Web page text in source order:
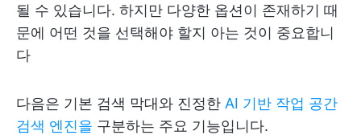
될 수 있습니다. 하지만 다양한 옵션이 존재하기 때
문에 어떤 것을 선택해야 할지 아는 것이 중요합니
다
다음은 기본 검색 막대와 진정한 AI 기반 작업 공간
검색 엔진을 구분하는 주요 기능입니다.